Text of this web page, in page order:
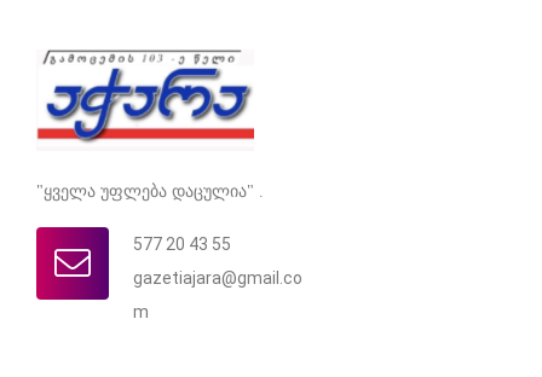
"ყველა უფლება დაცულია" .
577 20 43 55
gazetiajara@gmail.co
m